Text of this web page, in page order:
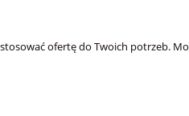
ofertę do Twoich potrzeb.